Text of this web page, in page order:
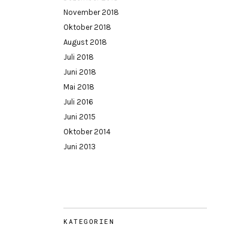
November 2018
Oktober 2018
August 2018
Juli 2018
Juni 2018
Mai 2018
Juli 2016
Juni 2015
Oktober 2014
Juni 2013
KATEGORIEN